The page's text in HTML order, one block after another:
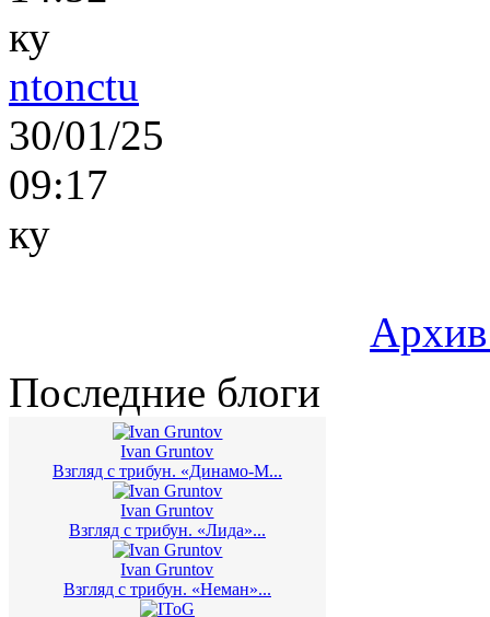
ку
ntonctu
30/01/25
09:17
ку
Последние блоги
Ivan Gruntov
Взгляд с трибун. «Динамо-М...
Ivan Gruntov
Взгляд с трибун. «Лида»...
Ivan Gruntov
Взгляд с трибун. «Неман»...